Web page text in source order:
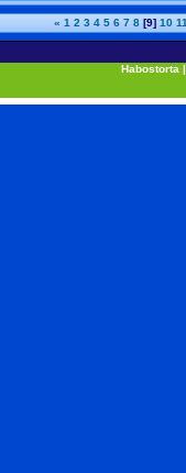
« 1 2 3 4 5 6 7 8 [9] 10
Habostorta